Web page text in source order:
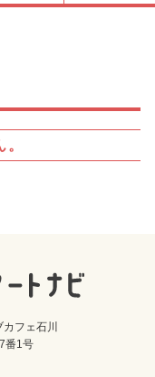
フェ石川
番1号